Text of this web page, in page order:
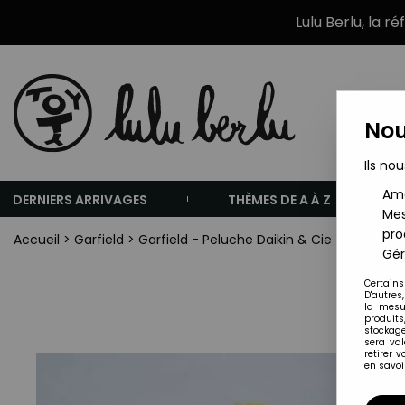
Lulu Berlu, la
DERNIERS ARRIVAGES THÈMES DE A À Z
Accueil > Garfield > Garfield - Peluche Daikin & Cie - Garfield
Ils
la
sera
retirer
en